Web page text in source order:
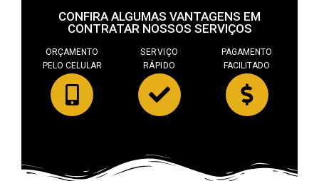
CONFIRA ALGUMAS VANTAGENS EM
CONTRATAR NOSSOS SERVIÇOS
ORÇAMENTO
PELO CELULAR
SERVIÇO
RÁPIDO
PAGAMENTO
FACILITADO